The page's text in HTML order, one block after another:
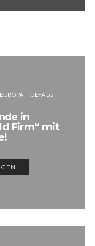
UEFA 55
in
Firm“ mit